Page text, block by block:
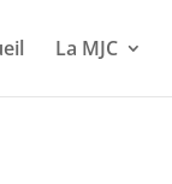
La MJC